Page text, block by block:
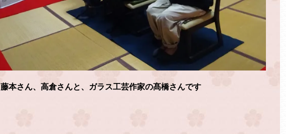
藤本さん、高倉さんと、ガラス工芸作家の髙橋さんです